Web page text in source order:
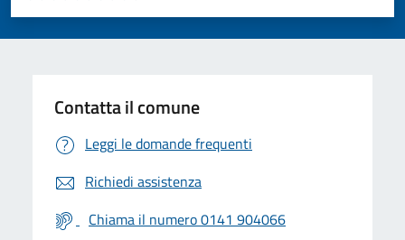
Valuta 5 stelle su 5
Valuta 4 stelle su 5
Valuta 3 stelle su 5
Valuta 2 stelle su 5
Valuta 1 stelle su 5
Contatta il comune
Leggi le domande frequenti
Richiedi assistenza
Chiama il numero 0141 904066